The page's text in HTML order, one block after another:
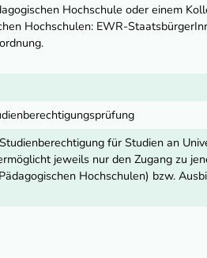
Hochschule oder einem
Hochschulen: EWR-
für Studien an
jeweils nur den Zugang zu
Hochschulen) bzw.